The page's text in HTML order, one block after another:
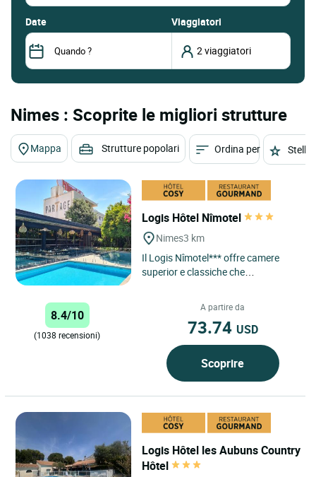
date Viaggiatori
Nimes : Scoprite le migliori strutture
Mappa Strutture popolari Ordina per Stelle
Logis Hôtel Nîmotel
Nimes3 km
Il Logis Nîmotel*** offre camere
superior e classiche che
8.4/10
(1038 recensioni)
A partire da
73.74 USD
Scoprire
Logis Hôtel les Aubuns Country
Hôtel